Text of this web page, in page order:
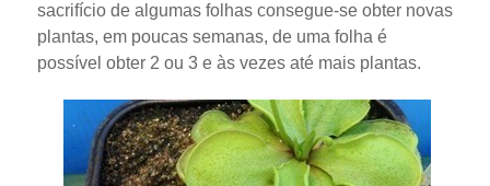
sacrifício de algumas folhas consegue-se obter novas
plantas, em poucas semanas, de uma folha é
possível obter 2 ou 3 e às vezes até mais plantas.